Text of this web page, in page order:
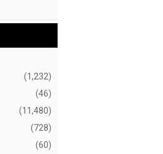
(1,232)
(46)
(11,480)
(728)
(60)